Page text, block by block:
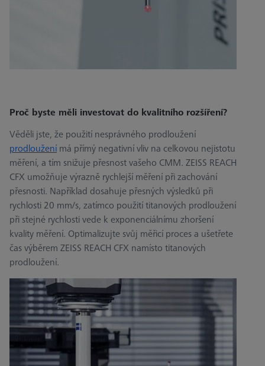
Proč byste měli investovat do kvalitního rozšíření?
Věděli jste, že použití nesprávného prodloužení
prodloužení má přímý negativní vliv na celkovou nejistotu
měření, a tím snižuje přesnost vašeho CMM. ZEISS REACH
CFX umožňuje výrazně rychlejší měření při zachování
přesnosti. Například dosahuje přesných výsledků při
rychlosti 20 mm/s, zatímco použití titanových prodloužení
při stejné rychlosti vede k exponenciálnímu zhoršení
kvality měření. Optimalizujte svůj měřicí proces a ušetřete
čas výběrem ZEISS REACH CFX namísto titanových
prodloužení.